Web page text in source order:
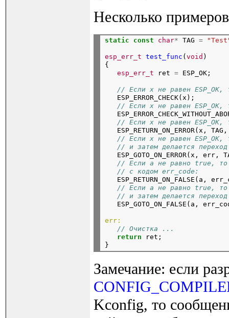
Несколько
static const char* TAG =
esp_err_t test_func (void )
{
esp_err_t ret =
// Если x не равен ESP_OK,
   ESP_ERROR_CHECK(x);
// Если x не равен ESP_OK,
// Если x не равен ESP_OK,
ESP_RETURN_ON_ERROR(x,
// Если x не равен ESP_OK,
// и затем делается
ESP_GOTO_ON_ERROR(x, err,
// Если a не равно true, то
// с кодом err_code:
ESP_RETURN_ON_FALSE(a,
// Если a не равно true, то
// и затем делается
ESP_GOTO_ON_FALSE(a,
err:
// Очистка ...
return ret;
Замечание: если
Kconfig, то